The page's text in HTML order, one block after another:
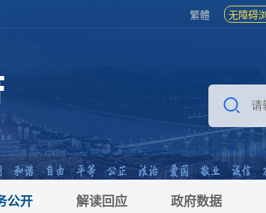
繁體 无障碍
公开 解读回应 政府数据